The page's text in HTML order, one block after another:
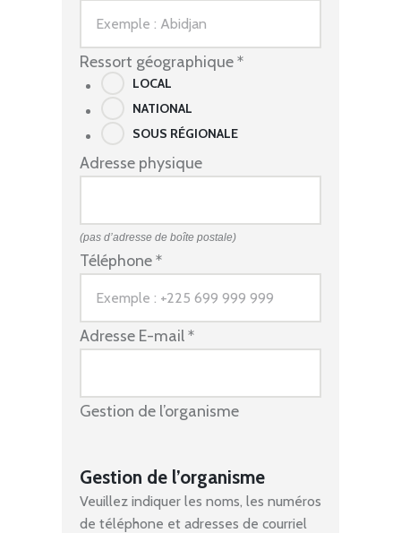
Ressort géographique*
LOCAL
NATIONAL
SOUS RÉGIONALE
Adresse physique
(pas d’adresse de boîte postale)
Téléphone*
Adresse E-mail*
Gestion de l’organisme
Gestion de l’organisme
Veuillez indiquer les noms, les numéros
de téléphone et adresses de courriel